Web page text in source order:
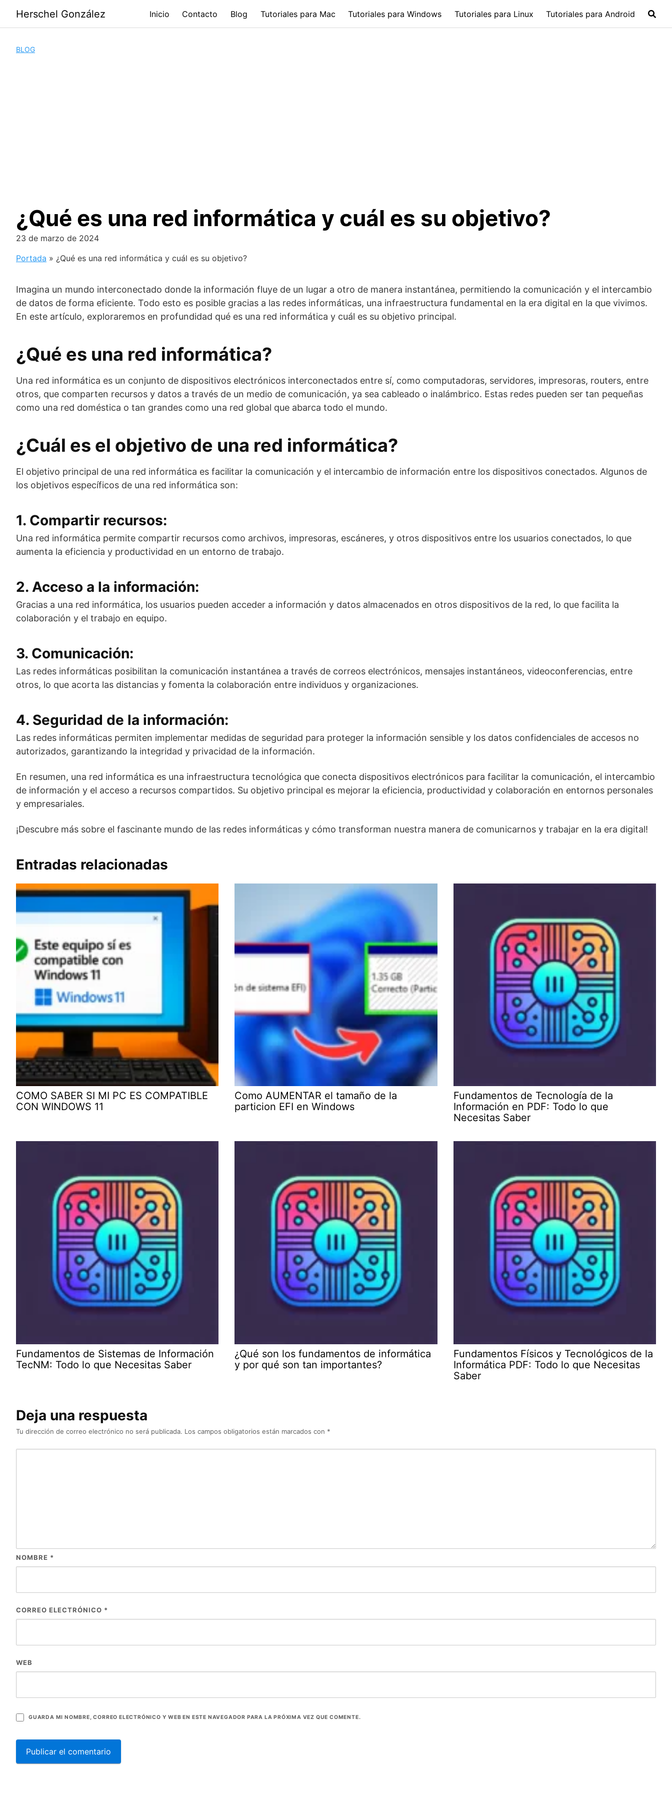
contenido
Herschel González Inicio Contacto Blog Tutoriales para Mac Tutoriales para Windows Tutoriales para Linux Tutoriales para Android
BLOG
¿Qué es una red informática y cuál es su objetivo?
23 de marzo de 2024
Portada » ¿Qué es una red informática y cuál es su objetivo?
Imagina un mundo interconectado donde la información fluye de un lugar a otro de manera instantánea, permitiendo la comunicación y el intercambio
de datos de forma eficiente. Todo esto es posible gracias a las redes informáticas, una infraestructura fundamental en la era digital en la que vivimos.
En este artículo, exploraremos en profundidad qué es una red informática y cuál es su objetivo principal.
¿Qué es una red informática?
Una red informática es un conjunto de dispositivos electrónicos interconectados entre sí, como computadoras, servidores, impresoras, routers, entre
otros, que comparten recursos y datos a través de un medio de comunicación, ya sea cableado o inalámbrico. Estas redes pueden ser tan pequeñas
como una red doméstica o tan grandes como una red global que abarca todo el mundo.
¿Cuál es el objetivo de una red informática?
El objetivo principal de una red informática es facilitar la comunicación y el intercambio de información entre los dispositivos conectados. Algunos de
los objetivos específicos de una red informática son:
1. Compartir recursos:
Una red informática permite compartir recursos como archivos, impresoras, escáneres, y otros dispositivos entre los usuarios conectados, lo que
aumenta la eficiencia y productividad en un entorno de trabajo.
2. Acceso a la información:
Gracias a una red informática, los usuarios pueden acceder a información y datos almacenados en otros dispositivos de la red, lo que facilita la
colaboración y el trabajo en equipo.
3. Comunicación:
Las redes informáticas posibilitan la comunicación instantánea a través de correos electrónicos, mensajes instantáneos, videoconferencias, entre
otros, lo que acorta las distancias y fomenta la colaboración entre individuos y organizaciones.
4. Seguridad de la información:
Las redes informáticas permiten implementar medidas de seguridad para proteger la información sensible y los datos confidenciales de accesos no
autorizados, garantizando la integridad y privacidad de la información.
En resumen, una red informática es una infraestructura tecnológica que conecta dispositivos electrónicos para facilitar la comunicación, el intercambio
de información y el acceso a recursos compartidos. Su objetivo principal es mejorar la eficiencia, productividad y colaboración en entornos personales
y empresariales.
¡Descubre más sobre el fascinante mundo de las redes informáticas y cómo transforman nuestra manera de comunicarnos y trabajar en la era digital!
Entradas relacionadas
COMO SABER SI MI PC ES COMPATIBLE
CON WINDOWS 11
Como AUMENTAR el tamaño de la
particion EFI en Windows
Fundamentos de Tecnología de la
Información en PDF: Todo lo que
Necesitas Saber
Fundamentos de Sistemas de Información
TecNM: Todo lo que Necesitas Saber
¿Qué son los fundamentos de informática
y por qué son tan importantes?
Fundamentos Físicos y Tecnológicos de la
Informática PDF: Todo lo que Necesitas
Saber
Deja una respuesta
Tu dirección de correo electrónico no será publicada. Los campos obligatorios están marcados con *
NOMBRE *
CORREO ELECTRÓNICO *
WEB
GUARDA MI NOMBRE, CORREO ELECTRÓNICO Y WEB EN ESTE NAVEGADOR PARA LA PRÓXIMA VEZ QUE COMENTE.